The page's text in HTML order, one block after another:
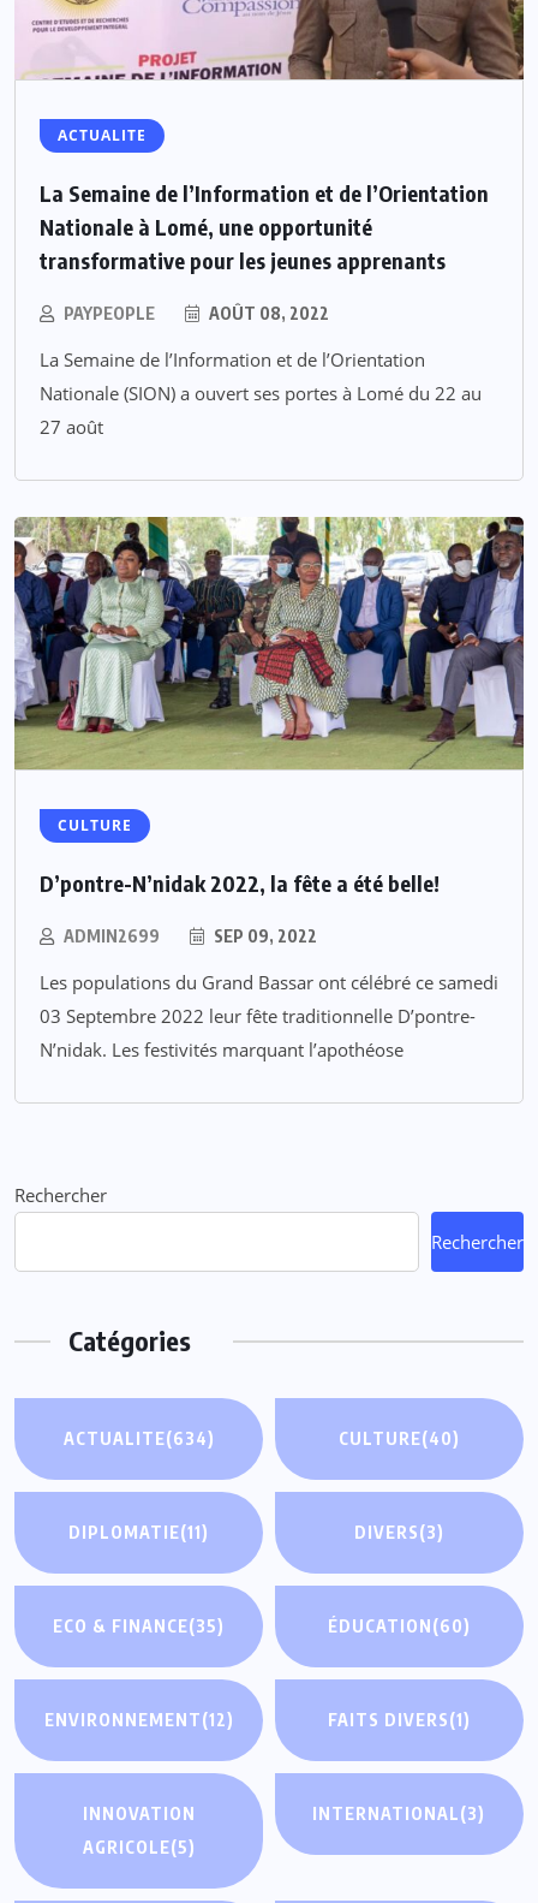
ACTUALITE
La Semaine de l’Information et de l’Orientation
Nationale à Lomé, une opportunité
transformative pour les jeunes apprenants
PAYPEOPLE AOÛT 08, 2022
La Semaine de l’Information et de l’Orientation
Nationale (SION) a ouvert ses portes à Lomé du 22 au
27 août
CULTURE
D’pontre-N’nidak 2022, la fête a été belle!
ADMIN2699 SEP 09, 2022
Les populations du Grand Bassar ont célébré ce samedi
03 Septembre 2022 leur fête traditionnelle D’pontre-
N’nidak. Les festivités marquant l’apothéose
Rechercher
Rechercher
Catégories
ACTUALITE(634) CULTURE(40)
DIPLOMATIE(11) DIVERS(3)
ECO & FINANCE(35) ÉDUCATION(60)
ENVIRONNEMENT(12) FAITS DIVERS(1)
INNOVATION
AGRICOLE(5)
INTERNATIONAL(3)